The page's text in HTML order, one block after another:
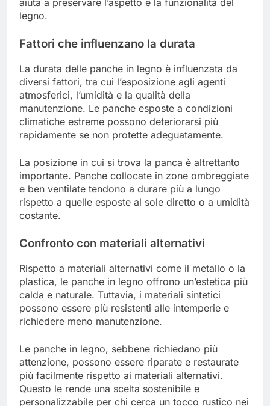
aiuta a preservare l’aspetto e la funzionalità del
legno.
Fattori che influenzano la durata
La durata delle panche in legno è influenzata da
diversi fattori, tra cui l’esposizione agli agenti
atmosferici, l’umidità e la qualità della
manutenzione. Le panche esposte a condizioni
climatiche estreme possono deteriorarsi più
rapidamente se non protette adeguatamente.
La posizione in cui si trova la panca è altrettanto
importante. Panche collocate in zone ombreggiate
e ben ventilate tendono a durare più a lungo
rispetto a quelle esposte al sole diretto o a umidità
costante.
Confronto con materiali alternativi
Rispetto a materiali alternativi come il metallo o la
plastica, le panche in legno offrono un’estetica più
calda e naturale. Tuttavia, i materiali sintetici
possono essere più resistenti alle intemperie e
richiedere meno manutenzione.
Le panche in legno, sebbene richiedano più
attenzione, possono essere riparate e restaurate
più facilmente rispetto ai materiali alternativi.
Questo le rende una scelta sostenibile e
personalizzabile per chi cerca un tocco rustico nei